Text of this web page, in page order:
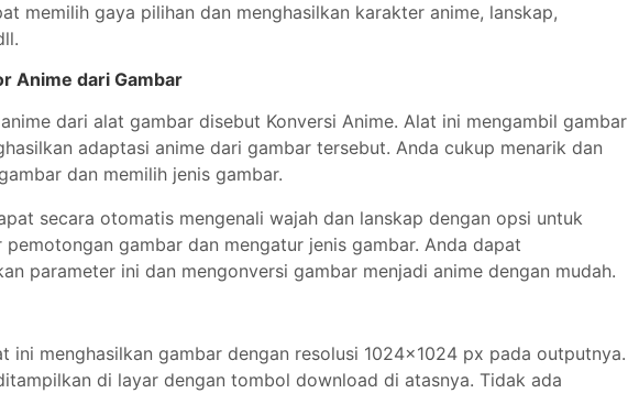
memilih gaya pilihan dan menghasilkan karakter anime, lanskap,
Anime dari Gambar
dari alat gambar disebut Konversi Anime. Alat ini mengambil gambar
adaptasi anime dari gambar tersebut. Anda cukup menarik dan
dan memilih jenis gambar.
secara otomatis mengenali wajah dan lanskap dengan opsi untuk
pemotongan gambar dan mengatur jenis gambar. Anda dapat
parameter ini dan mengonversi gambar menjadi anime dengan mudah.
ini menghasilkan gambar dengan resolusi 1024×1024 px pada outputnya.
di layar dengan tombol download di atasnya. Tidak ada